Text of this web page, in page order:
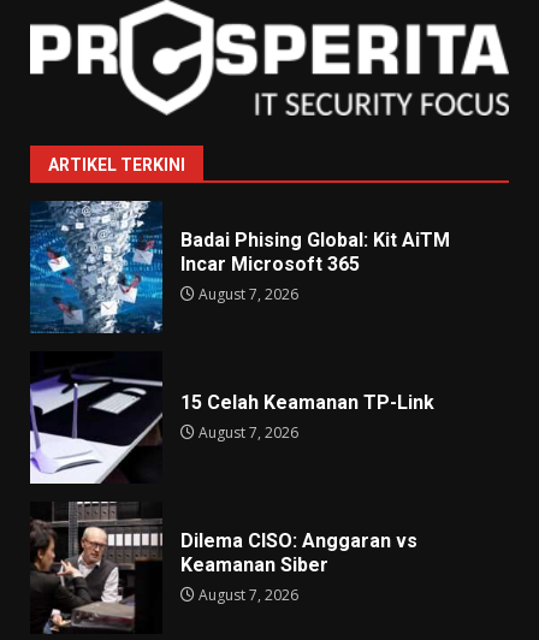
ARTIKEL TERKINI
Badai Phising Global: Kit AiTM
Incar Microsoft 365
August 7, 2026
15 Celah Keamanan TP-Link
August 7, 2026
Dilema CISO: Anggaran vs
Keamanan Siber
August 7, 2026